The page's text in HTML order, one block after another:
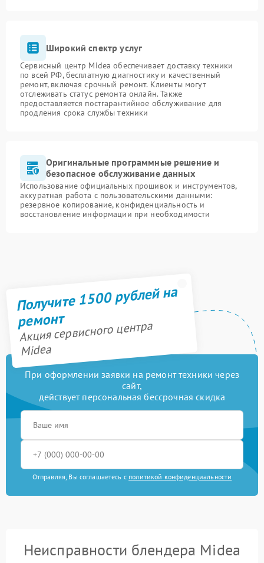
Широкий спектр услуг
Сервисный центр Midea обеспечивает доставку техники
по всей РФ, бесплатную диагностику и качественный
ремонт, включая срочный ремонт. Клиенты могут
отслеживать статус ремонта онлайн. Также
предоставляется постгарантийное обслуживание для
продления срока службы техники
Оригинальные программные решение и
безопасное обслуживание данных
Использование официальных прошивок и инструментов,
аккуратная работа с пользовательскими данными:
резервное копирование, конфиденциальность и
восстановление информации при необходимости
Получите 1500 рублей на
ремонт
Акция сервисного центра
Midea
При оформлении заявки на ремонт техники через
сайт,
действует персональная бессрочная скидка
Отправляя, Вы соглашаетесь с политикой конфиденциальности
Неисправности блендера Midea